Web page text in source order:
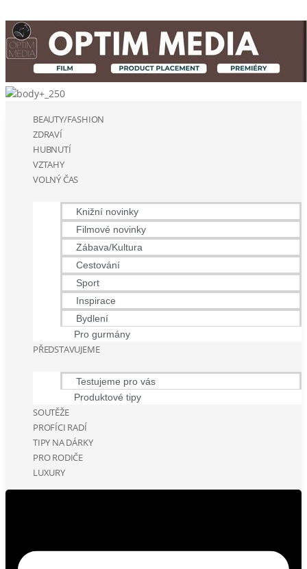
BEAUTY/FASHION
ZDRAVÍ
HUBNUTÍ
VZTAHY
VOLNÝ ČAS
Knižní novinky
Filmové novinky
Zábava/Kultura
Cestování
Sport
Inspirace
Bydlení
Pro gurmány
PŘEDSTAVUJEME
Testujeme pro vás
Produktové tipy
SOUTĚŽE
PROFÍCI RADÍ
TIPY NA DÁRKY
PRO RODIČE
LUXURY